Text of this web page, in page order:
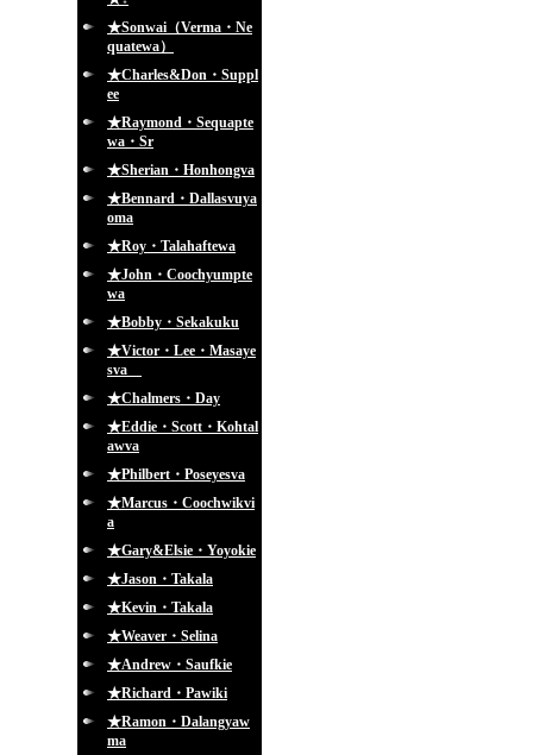
★Sonwai（Verma・Ne
quatewa）
★Charles&Don・Suppl
ee
★Raymond・Sequapte
wa・Sr
★Sherian・Honhongva
★Bennard・Dallasvuya
oma
★Roy・Talahaftewa
★John・Coochyumpte
wa
★Bobby・Sekakuku
★Victor・Lee・Masaye
sva
★Chalmers・Day
★Eddie・Scott・Kohtal
awva
★Philbert・Poseyesva
★Marcus・Coochwikvi
a
★Gary&Elsie・Yoyokie
★Jason・Takala
★Kevin・Takala
★Weaver・Selina
★Andrew・Saufkie
★Richard・Pawiki
★Ramon・Dalangyaw
ma